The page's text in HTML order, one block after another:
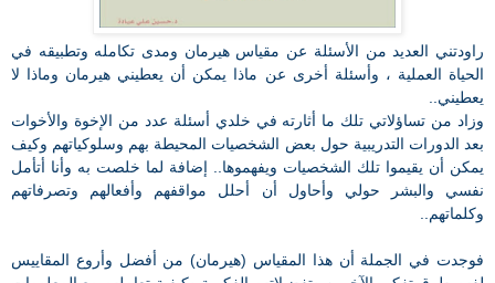
راودتني العديد من الأسئلة عن مقياس هيرمان ومدى تكامله وتطبيقه في
الحياة العملية ، وأسئلة أخرى عن ماذا يمكن أن يعطيني هيرمان وماذا لا
يعطيني..
وزاد من تساؤلاتي تلك ما أثارته في خلدي أسئلة عدد من الإخوة والأخوات
بعد الدورات التدريبية حول بعض الشخصيات المحيطة بهم وسلوكياتهم وكيف
يمكن أن يقيموا تلك الشخصيات ويفهموها.. إضافة لما خلصت به وأنا أتأمل
نفسي والبشر حولي وأحاول أن أحلل مواقفهم وأفعالهم وتصرفاتهم
وكلماتهم..
فوجدت في الجملة أن هذا المقياس (هيرمان) من أفضل وأروع المقاييس